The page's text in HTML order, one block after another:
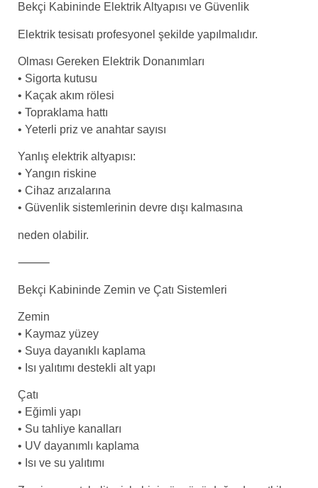
Bekçi Kabininde Elektrik Altyapısı ve Güvenlik
Elektrik tesisatı profesyonel şekilde yapılmalıdır.
Olması Gereken Elektrik Donanımları
• Sigorta kutusu
• Kaçak akım rölesi
• Topraklama hattı
• Yeterli priz ve anahtar sayısı
Yanlış elektrik altyapısı:
• Yangın riskine
• Cihaz arızalarına
• Güvenlik sistemlerinin devre dışı kalmasına
neden olabilir.
⸻
Bekçi Kabininde Zemin ve Çatı Sistemleri
Zemin
• Kaymaz yüzey
• Suya dayanıklı kaplama
• Isı yalıtımı destekli alt yapı
Çatı
• Eğimli yapı
• Su tahliye kanalları
• UV dayanımlı kaplama
• Isı ve su yalıtımı